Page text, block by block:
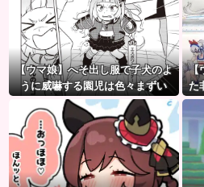
【ウマ娘】へそ出し服で子犬のよ
うに威嚇する園児は色々まずい
（ピスゴル）
【
た
タ
(?)